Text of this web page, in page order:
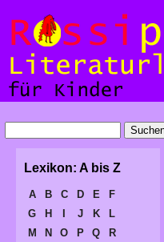
Lexikon: A bis Z
A B C D E
F
G
H J K
L
M
N O P Q
R